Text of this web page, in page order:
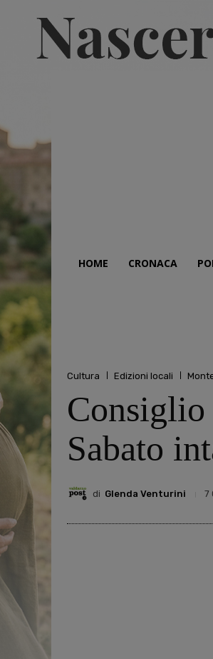
HOME CRONACA
Cultura Edizioni locali
Consiglio
Sabato
di Glenda Venturini 7